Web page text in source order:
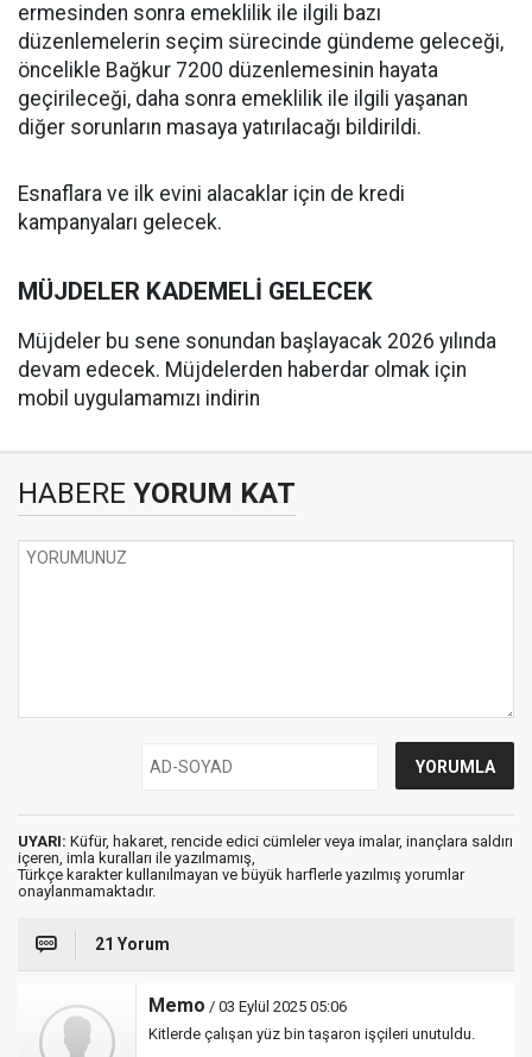
ermesinden sonra emeklilik ile ilgili bazı
düzenlemelerin seçim sürecinde gündeme geleceği,
öncelikle Bağkur 7200 düzenlemesinin hayata
geçirileceği, daha sonra emeklilik ile ilgili yaşanan
diğer sorunların masaya yatırılacağı bildirildi.
Esnaflara ve ilk evini alacaklar için de kredi
kampanyaları gelecek.
MÜJDELER KADEMELİ GELECEK
Müjdeler bu sene sonundan başlayacak 2026 yılında
devam edecek. Müjdelerden haberdar olmak için
mobil uygulamamızı indirin
HABERE YORUM KAT
UYARI: Küfür, hakaret, rencide edici cümleler veya imalar, inançlara saldırı
içeren, imla kuralları ile yazılmamış,
Türkçe karakter kullanılmayan ve büyük harflerle yazılmış yorumlar
onaylanmamaktadır.
21 Yorum
Memo / 03 Eylül 2025 05:06
Kitlerde çalışan yüz bin taşaron işçileri unutuldu.